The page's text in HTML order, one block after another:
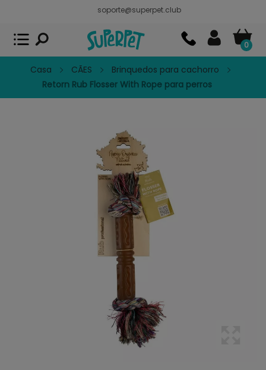
soporte@superpet.club
0
Casa CÃES
Brinquedos para cachorro
Retorn Rub Flosser With Rope para perros
Superpet, comida para mascotas
APP GRATIS - En Google Play